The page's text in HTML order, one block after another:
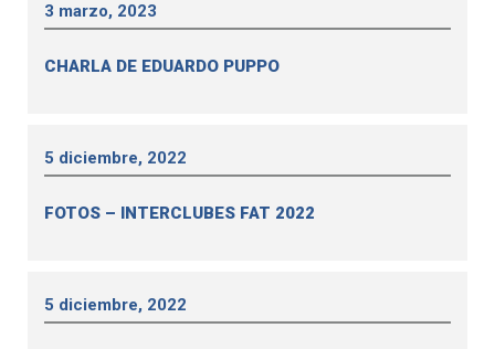
3 marzo, 2023
CHARLA DE EDUARDO PUPPO
5 diciembre, 2022
FOTOS – INTERCLUBES FAT 2022
5 diciembre, 2022